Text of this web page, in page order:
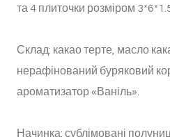
та 4 плиточки розміром
Склад: какао терте, масло
нерафінований буряковий
ароматизатор «Ваніль».
Начинка: сублімовані